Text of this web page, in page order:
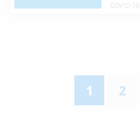
COVID-19,
1 2